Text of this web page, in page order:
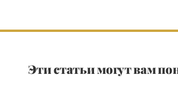
Эти статьи могут вам